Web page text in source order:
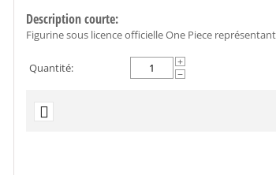
Description courte:
Figurine sous licence officielle One Piece
Quantité:
+
−